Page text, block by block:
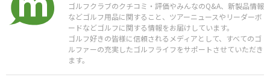
ゴルフクラブのクチコミ・評価やみんなのQ&A、新製品情報
などゴルフ用品に関すること、ツアーニュースやリーダーボ
ードなどゴルフに関する情報をお届けしています。
ゴルフ好きの皆様に信頼されるメディアとして、すべてのゴ
ルファーの充実したゴルフライフをサポートさせていただき
ます。